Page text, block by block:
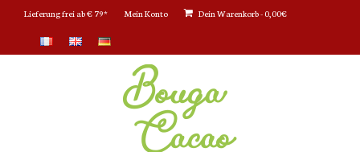
Lieferung frei ab € 79* Mein Konto Dein Warenkorb- 0,00€